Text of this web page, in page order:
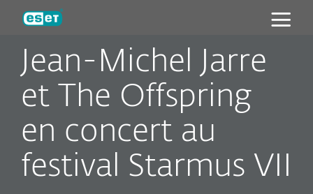
Jean-Michel Jarre
et The Offspring
en concert au
festival Starmus VII
ESET